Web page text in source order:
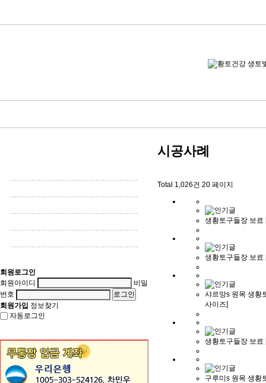
회원로그인
회원아이디
비밀
번호
회원가입 정보찾기
자동로그인
시공사례
Total 1,026건 20 페이지
생황토구들장 보료
생황토구들장 보료
샤르망s 원목 생황
사이즈]
생황토구들장 보료
구루미s 원목 생황